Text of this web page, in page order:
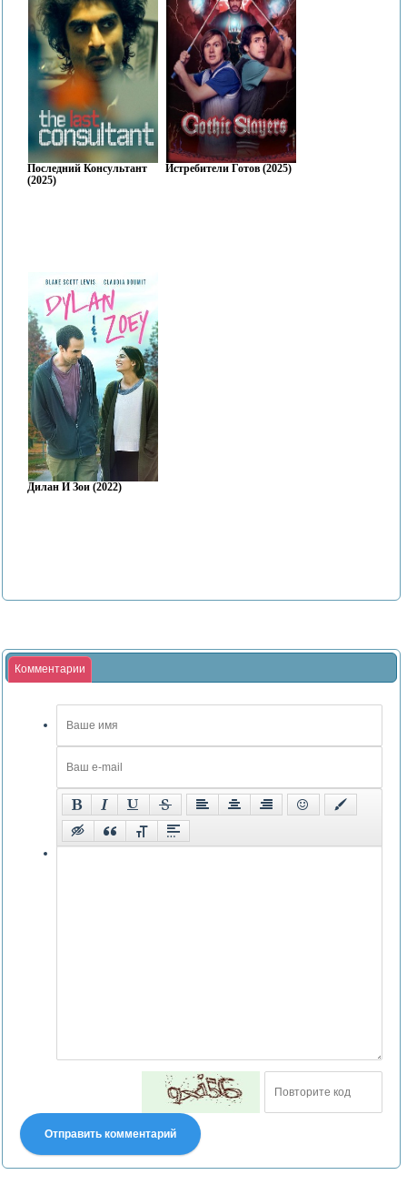
Последний Консультант
(2025)
Истребители Готов (2025)
Дилан И Зои (2022)
Комментарии
Отправить комментарий